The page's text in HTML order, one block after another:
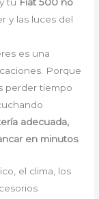
tu Fiat 500 no
y las luces del
es una
Porque
perder tiempo
adecuada,
en minutos.
el clima, los